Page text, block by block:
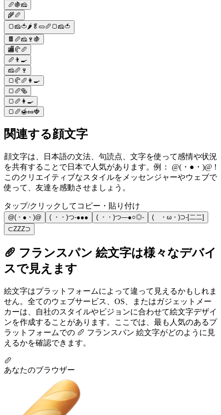
🥖🍇🧀
🌾🥖
🍞🧀🍅🌶️🥬🥒🥖🍞🧀🍅
🍫🥖🧀🍷🍇
🏬🥐🥖
🥖👨‍🍳
🧀🥖🍷
🍞🥐🥖👩‍🍳
🍞🥖🥯
🍞🥖👩‍🍳
🍞🥖🍯🥜🍓
関連する顔文字
顔文字は、日本語の文法、句読点、文字を使って感情や状況
を共有することで日本で人気があります。例： @(・●・)@ !
このクリエイティブなスタイルをメッセンジャーやウェブで
使って、友達を感動させましょう。
タップ/クリックしてコピー・貼り付け
@(・●・)@ ( ・・)つ-●●● ( ・・)つ―●○◎-
( ・ω・)⊃-[二二]
⊂ZZZ⊃
🥖 フランスパン 絵文字は様々なデバイ
スで見えます
絵文字はプラットフォームによって違って見えるかもしれま
せん。全てのウェブサービス、OS、またはガジェットメー
カーは、自社のスタイルやビジョンに合わせて絵文字デザイ
ンを作成することがあります。ここでは、最も人気のあるプ
ラットフォームでの 🥖 フランスパン 絵文字がどのように見
えるかを確認できます。
🥖
あなたのブラウザー